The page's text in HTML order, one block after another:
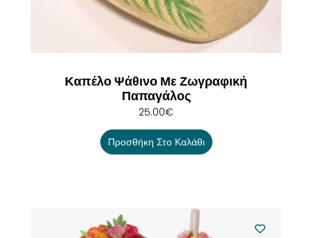
Καπέλο Ψάθινο Με Ζωγραφική
Παπαγάλος
25.00€
Προσθήκη Στο Καλάθι